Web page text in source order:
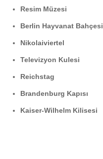
Resim Müzesi
Berlin Hayvanat Bahçesi
Nikolaiviertel
Televizyon Kulesi
Reichstag
Brandenburg Kapısı
Kaiser-Wilhelm Kilisesi